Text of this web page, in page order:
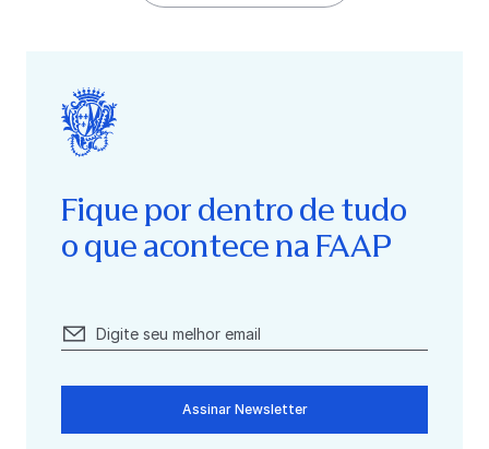
Fique por dentro de tudo
o que acontece na FAAP
Assinar Newsletter